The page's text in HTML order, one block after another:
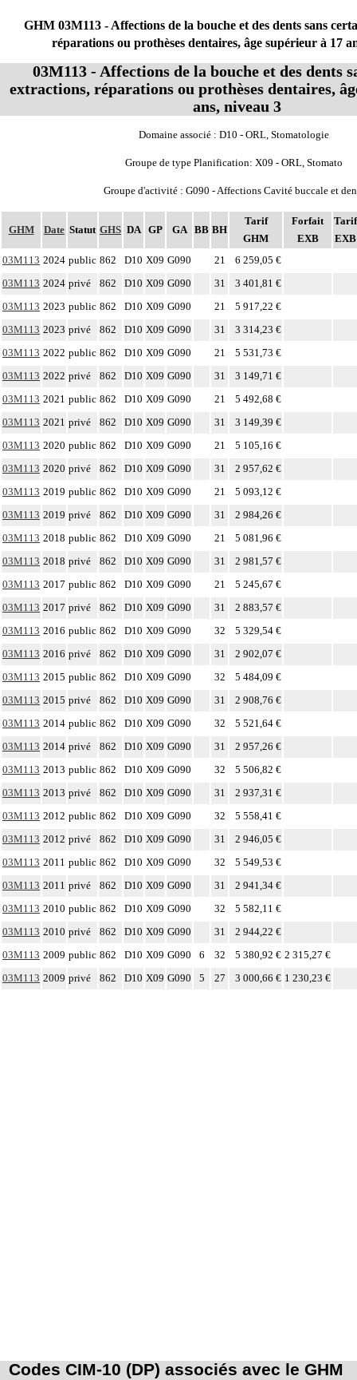
GHM Date Statut GHS DA GP GA BB BH
Tarif
GHM
Forfait
EXB
Tarif
EXB
03M113 2024 public 862 D10 X09 G090 21
6 259,05 €
03M113 2024 privé 862 D10 X09 G090 31
3 401,81 €
03M113 2023 public 862 D10 X09 G090 21
5 917,22 €
03M113 2023 privé 862 D10 X09 G090 31
3 314,23 €
03M113 2022 public 862 D10 X09 G090 21
5 531,73 €
03M113 2022 privé 862 D10 X09 G090 31
3 149,71 €
03M113 2021 public 862 D10 X09 G090 21
5 492,68 €
03M113 2021 privé 862 D10 X09 G090 31
3 149,39 €
03M113 2020 public 862 D10 X09 G090 21
5 105,16 €
03M113 2020 privé 862 D10 X09 G090 31
2 957,62 €
03M113 2019 public 862 D10 X09 G090 21
5 093,12 €
03M113 2019 privé 862 D10 X09 G090 31
2 984,26 €
03M113 2018 public 862 D10 X09 G090 21
5 081,96 €
03M113 2018 privé 862 D10 X09 G090 31
2 981,57 €
03M113 2017 public 862 D10 X09 G090 21
5 245,67 €
03M113 2017 privé 862 D10 X09 G090 31
2 883,57 €
03M113 2016 public 862 D10 X09 G090 32
5 329,54 €
03M113 2016 privé 862 D10 X09 G090 31
2 902,07 €
03M113 2015 public 862 D10 X09 G090 32
5 484,09 €
03M113 2015 privé 862 D10 X09 G090 31
2 908,76 €
03M113 2014 public 862 D10 X09 G090 32
5 521,64 €
03M113 2014 privé 862 D10 X09 G090 31
2 957,26 €
03M113 2013 public 862 D10 X09 G090 32
5 506,82 €
03M113 2013 privé 862 D10 X09 G090 31
2 937,31 €
03M113 2012 public 862 D10 X09 G090 32
5 558,41 €
03M113 2012 privé 862 D10 X09 G090 31
2 946,05 €
03M113 2011 public 862 D10 X09 G090 32
5 549,53 €
03M113 2011 privé 862 D10 X09 G090 31
2 941,34 €
03M113 2010 public 862 D10 X09 G090 32
5 582,11 €
03M113 2010 privé 862 D10 X09 G090 31
2 944,22 €
03M113 2009 public 862 D10 X09 G090 6 32 5 380,92 € 2 315,27 €
03M113 2009 privé 862 D10 X09 G090 5 27 3 000,66 € 1 230,23 €
GHM 03M113 - Affections de la bouche et des dents sans
réparations ou prothèses dentaires, âge supérieur à 17
03M113 - Affections de la bouche et des dents
extractions, réparations ou prothèses dentaires,
ans, niveau 3
Domaine associé : D10 - ORL, Stomatologie
Groupe de type Planification: X09 - ORL, Stomato
Groupe d'activité : G090 - Affections Cavité buccale et
Codes CIM-10 (DP) associés avec le GHM